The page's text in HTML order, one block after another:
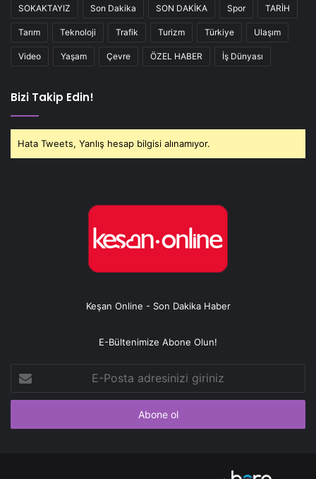
SOKAKTAYIZ Son Dakika SON DAKİKA Spor TARİH
Tarım Teknoloji Trafik Turizm Türkiye Ulaşım
Video Yaşam Çevre ÖZEL HABER İş Dünyası
Bizi Takip Edin!
Hata Tweets, Yanlış hesap bilgisi alınamıyor.
Keşan Online - Son Dakika Haber
E-Bültenimize Abone Olun!
Posta
adresinizi